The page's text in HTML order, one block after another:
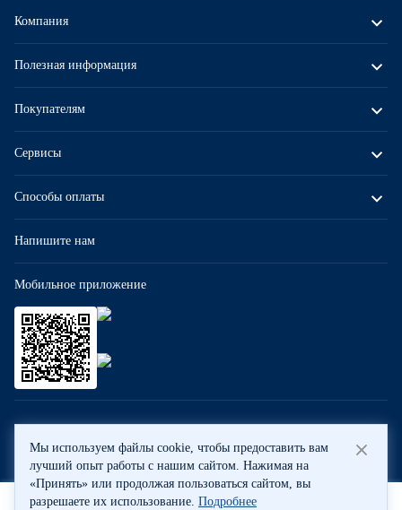
Способы оплаты
Мобильное приложение
Компания
Полезная информация
Покупателям
Сервисы
Напишите нам
А.Невского, 205. ИНН 7702596813, КПП 390601001 © Все права
защищены
Политика обработки персональных данных
Мы используем файлы cookie, чтобы предоставить вам
лучший опыт работы с нашим сайтом. Нажимая на
«Принять» или продолжая пользоваться сайтом, вы
разрешаете их использование. Подробнее